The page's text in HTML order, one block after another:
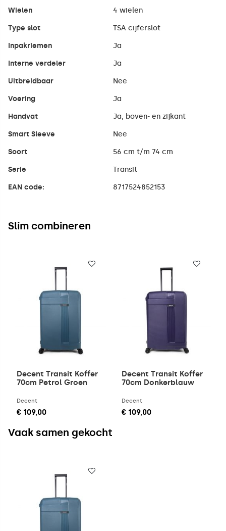
Wielen 4 wielen
Type slot TSA cijferslot
Inpakriemen Ja
Interne verdeler Ja
Uitbreidbaar Nee
Voering Ja
Handvat Ja, boven- en zijkant
Smart Sleeve Nee
Soort 56 cm t/m 74 cm
Serie Transit
EAN code: 8717524852153
Slim combineren
Decent Transit Koffer
70cm Petrol Groen
Decent
€ 109,00
Decent Transit Koffer
70cm Donkerblauw
Decent
€ 109,00
Vaak samen gekocht